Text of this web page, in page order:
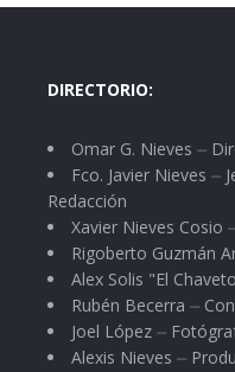
DIRECTORIO:
Omar G. Nieves ⏤
Fco. Javier Nieves ⏤
Redacción
Xavier Nieves Cosio
Rigoberto Guzmán
Alex Solis "El
Rubén Becerra ⏤
Joel López ⏤
Alexis Nieves ⏤